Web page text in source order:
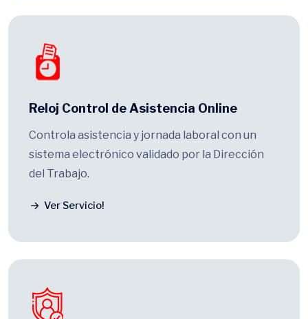
Reloj Control de Asistencia Online
Controla asistencia y jornada laboral con un
sistema electrónico validado por la Dirección
del Trabajo.
Ver Servicio!